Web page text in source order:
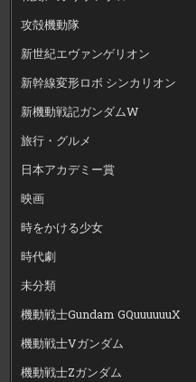
攻殻機動隊
新世紀エヴァンゲリオン
新幹線変形ロボ シンカリオン
新機動戦記ガンダムW
旅行・グルメ
日本アカデミー賞
映画
時をかける少女
時代劇
未分類
機動戦士Gundam GQuuuuuuX
機動戦士Vガンダム
機動戦士Zガンダム